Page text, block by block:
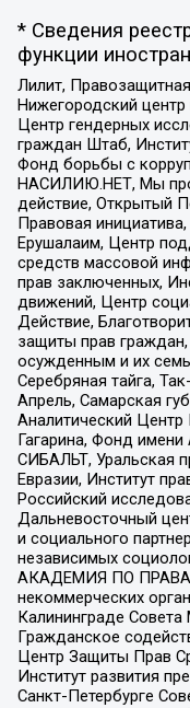
* Сведения
функции
Лилит,
Нижегородский центр
Центр гендерных
граждан Штаб,
Фонд борьбы с
НАСИЛИЮ.НЕТ, Мы
действие, Открытый
Правовая
Ерушалаим, Центр
средств массовой
прав заключенных,
движений, Центр
Действие,
защиты прав
осужденным и их
Серебряная тайга,
Апрель, Самарская
Аналитический
Гагарина, Фонд
СИБАЛЬТ, Уральская
Евразии, Институт
Российский
Дальневосточный
и социального
независимых
АКАДЕМИЯ ПО
некоммерческих
Калининграде Совета
Гражданское
Центр Защиты Прав
Институт развития
Санкт-Петербурге